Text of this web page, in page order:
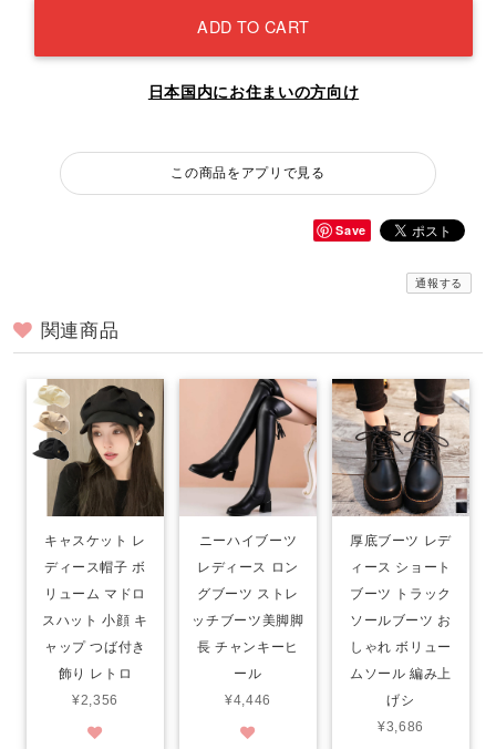
ADD TO CART
日本国内にお住まいの方向け
この商品をアプリで見る
Save
通報する
関連商品
キャスケット レ
ディース帽子 ボ
リューム マドロ
スハット 小顔 キ
ャップ つば付き
飾り レトロ
¥2,356
ニーハイブーツ
レディース ロン
グブーツ ストレ
ッチブーツ美脚脚
長 チャンキーヒ
ール
¥4,446
厚底ブーツ レデ
ィース ショート
ブーツ トラック
ソールブーツ お
しゃれ ボリュー
ムソール 編み上
げシ
¥3,686